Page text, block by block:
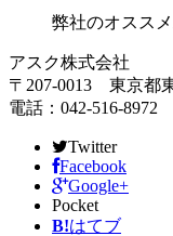
弊社のオスス
アスク株式会社
〒207-0013 東京都
電話：042-516-8972
Twitter
Facebook
Google+
Pocket
B!はてブ